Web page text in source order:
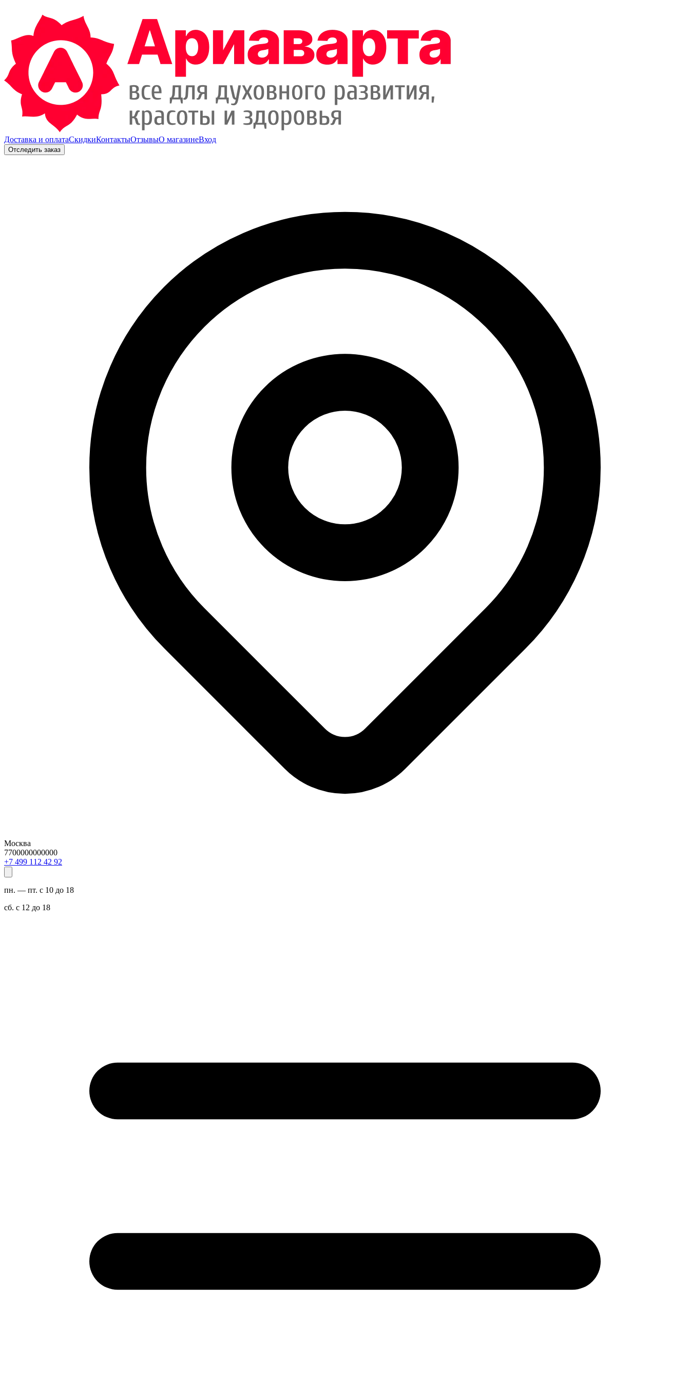
Доставка и оплатаСкидкиКонтактыОтзывыО магазинеВход
Отследить заказ
Москва
7700000000000
29 24 211 994 7+
пн. — пт. с 10 до 18
сб. с 12 до 18